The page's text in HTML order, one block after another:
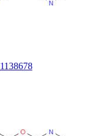
1138678